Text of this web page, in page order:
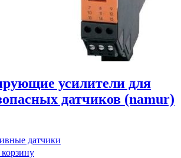
усилители для
датчиков (namur)
датчики